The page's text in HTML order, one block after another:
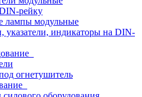
рейку
лампы модульные
указатели, индикаторы на DIN-
огнетушитель